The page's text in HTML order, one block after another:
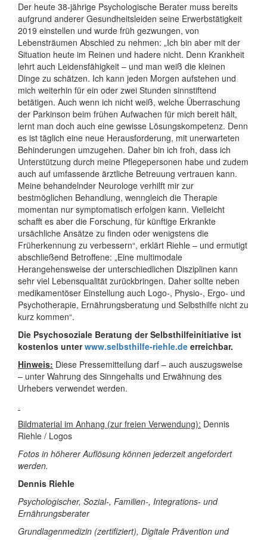
Der heute 38-jährige Psychologische Berater muss bereits
aufgrund anderer Gesundheitsleiden seine Erwerbstätigkeit
2019 einstellen und wurde früh gezwungen, von
Lebensträumen Abschied zu nehmen: „Ich bin aber mit der
Situation heute im Reinen und hadere nicht. Denn Krankheit
lehrt auch Leidensfähigkeit – und man weiß die kleinen
Dinge zu schätzen. Ich kann jeden Morgen aufstehen und
mich weiterhin für ein oder zwei Stunden sinnstiftend
betätigen. Auch wenn ich nicht weiß, welche Überraschung
der Parkinson beim frühen Aufwachen für mich bereit hält,
lernt man doch auch eine gewisse Lösungskompetenz. Denn
es ist täglich eine neue Herausforderung, mit unerwarteten
Behinderungen umzugehen. Daher bin ich froh, dass ich
Unterstützung durch meine Pflegepersonen habe und zudem
auch auf umfassende ärztliche Betreuung vertrauen kann.
Meine behandelnder Neurologe verhilft mir zur
bestmöglichen Behandlung, wenngleich die Therapie
momentan nur symptomatisch erfolgen kann. Vielleicht
schafft es aber die Forschung, für künftige Erkrankte
ursächliche Ansätze zu finden oder wenigstens die
Früherkennung zu verbessern“, erklärt Riehle – und ermutigt
abschließend Betroffene: „Eine multimodale
Herangehensweise der unterschiedlichen Disziplinen kann
sehr viel Lebensqualität zurückbringen. Daher sollte neben
medikamentöser Einstellung auch Logo-, Physio-, Ergo- und
Psychotherapie, Ernährungsberatung und Selbsthilfe nicht zu
kurz kommen“.
Die Psychosoziale Beratung der Selbsthilfeinitiative ist
kostenlos unterwww.selbsthilfe-riehle.de erreichbar.
Hinweis: Diese Pressemitteilung darf – auch auszugsweise
– unter Wahrung des Sinngehalts und Erwähnung des
Urhebers verwendet werden.
Bildmaterial im Anhang (zur freien Verwendung): Dennis
Riehle / Logos
Fotos in höherer Auflösung können jederzeit angefordert
werden.
Dennis Riehle
Psychologischer, Sozial-, Familien-, Integrations- und
Ernährungsberater
Grundlagenmedizin (zertifiziert), Digitale Prävention und